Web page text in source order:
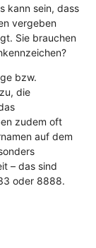
kann sein, dass
vergeben
Sie brauchen
bzw.
die
zudem oft
auf dem
– das sind
oder 8888.